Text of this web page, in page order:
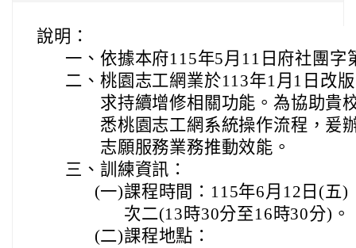
說明：
一、 依據本府115年5月11日府社團字
二、 桃園志工網業於113年1月1日改
求持續增修相關功能。為協助貴
悉桃園志工網系統操作流程，爰
志願服務業務推動效能。
三、 訓練資訊：
(一)課程時間：115年6月12日(五
次二(13時30分至16時30分)。
(二)課程地點：